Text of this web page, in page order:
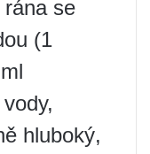
se
(1
hluboký,